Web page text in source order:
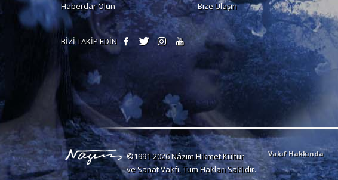
Haberdar Olun
Bize Ulaşın
BİZİ TAKİP EDİN
Vakıf Hakkında
©1991-2026 Nâzım Hikmet Kültür
ve Sanat Vakfı. Tüm Hakları Saklıdır.